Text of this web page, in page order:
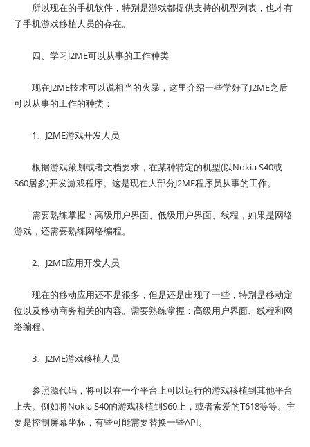
所以现在的手机软件，特别是游戏都提供支持的机型列表，也才有
了手机游戏移植人员的存在。
四、学习J2ME可以从事的工作种类
现在J2ME技术可以说相当的火暴，这里介绍一些学好了J2ME之后
可以从事的工作的种类：
1、J2ME游戏开发人员
根据游戏策划或者文档要求，在某种特定的机型(以Nokia S40或
S60居多)开发游戏程序。这是现在大部分J2ME程序员从事的工作。
需要熟练掌握：高级用户界面、低级用户界面、线程，如果是网络
游戏，还需要熟练网络编程。
2、J2ME应用开发人员
现在的移动应用还不是很多，但是还是出现了一些，特别是移动定
位以及移动商务相关的内容。需要熟练掌握：高级用户界面、线程和网
络编程。
3、J2ME游戏移植人员
参照源代码，将可以在一个平台上可以运行的游戏移植到其他平台
上去。例如将Nokia S40的游戏移植到S60上，或者索爱的T618等等。主
要是控制屏幕坐标，有些可能需要替换一些API。